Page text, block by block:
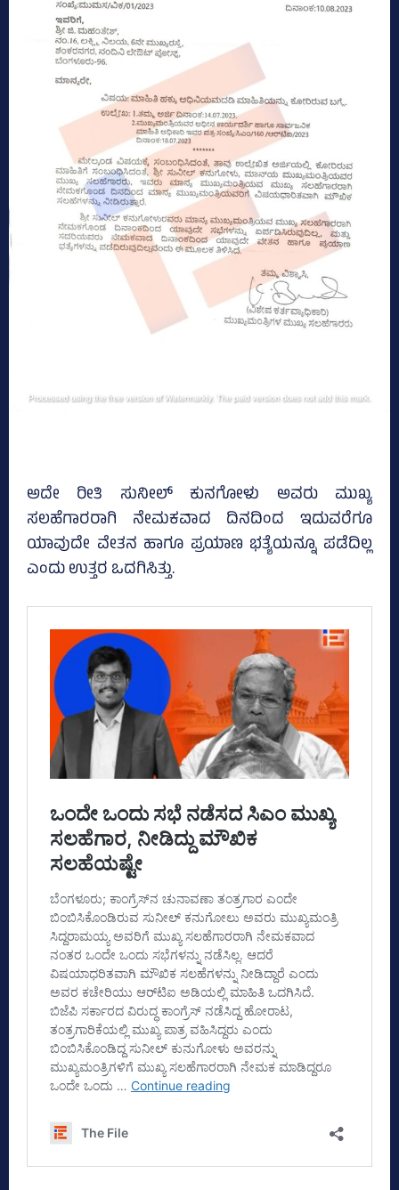
ಅದೇ ರೀತಿ ಸುನೀಲ್‌ ಕುನಗೋಳು ಅವರು ಮುಖ್ಯ
ಸಲಹೆಗಾರರಾಗಿ ನೇಮಕವಾದ ದಿನದಿಂದ ಇದುವರೆಗೂ
ಯಾವುದೇ ವೇತನ ಹಾಗೂ ಪ್ರಯಾಣ ಭತ್ಯೆಯನ್ನೂ ಪಡೆದಿಲ್ಲ
ಎಂದು ಉತ್ತರ ಒದಗಿಸಿತ್ತು.